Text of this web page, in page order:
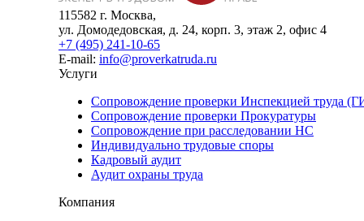
115582 г. Москва,
ул. Домодедовская, д. 24, корп. 3, этаж 2, офис 4
+7 (495) 241-10-65
E-mail: info@proverkatruda.ru
Услуги
Сопровождение проверки Инспекцией труда
Сопровождение проверки Прокуратуры
Сопровождение при расследовании НС
Индивидуально трудовые споры
Кадровый аудит
Аудит охраны труда
Компания